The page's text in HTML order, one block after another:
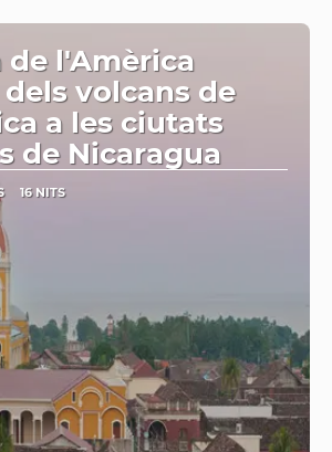
de l'Amèrica
volcans de
a les ciutats
de Nicaragua
16 NITS